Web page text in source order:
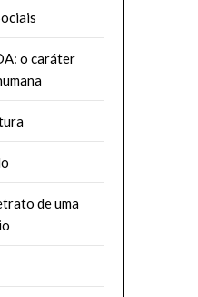
o caráter
de uma